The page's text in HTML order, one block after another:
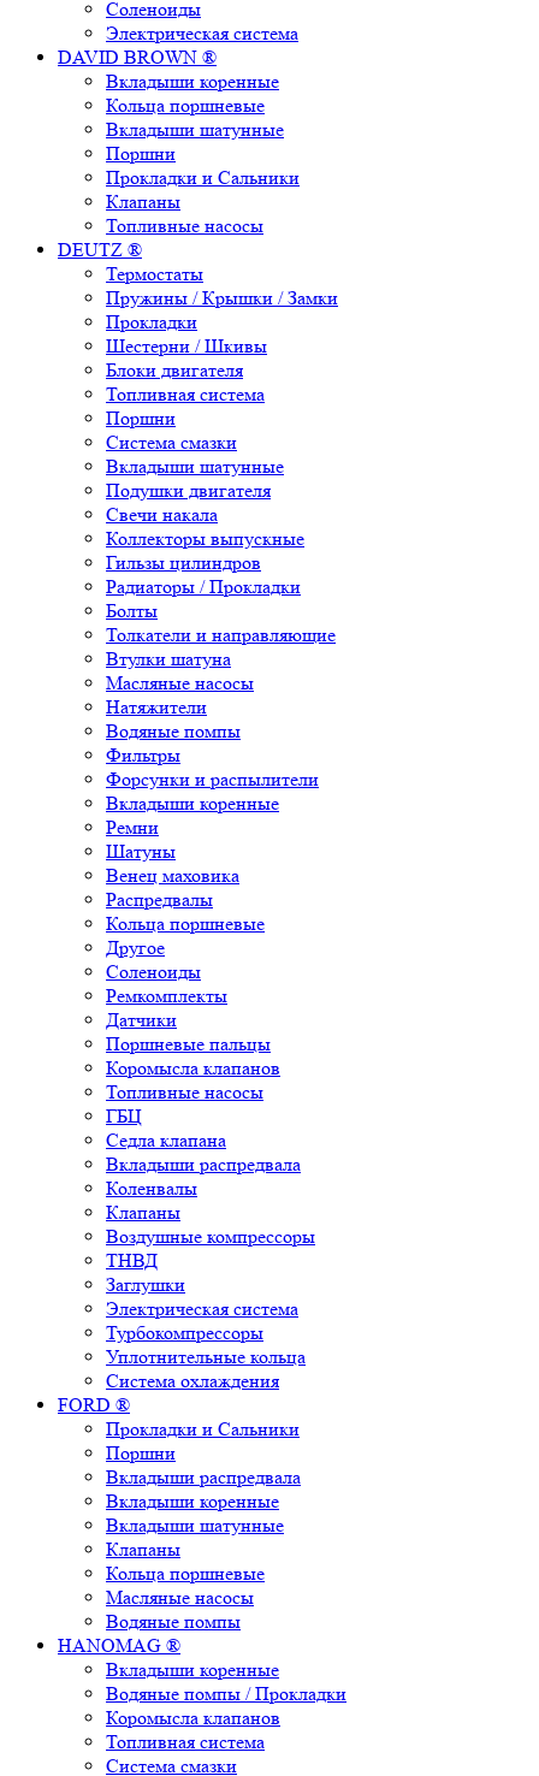
Соленоиды
Электрическая система
DAVID BROWN ®
Вкладыши коренные
Кольца поршневые
Вкладыши шатунные
Поршни
Прокладки и Сальники
Клапаны
Топливные насосы
DEUTZ ®
Термостаты
Пружины / Крышки / Замки
Прокладки
Шестерни / Шкивы
Блоки двигателя
Топливная система
Поршни
Система смазки
Вкладыши шатунные
Подушки двигателя
Свечи накала
Коллекторы выпускные
Гильзы цилиндров
Радиаторы / Прокладки
Болты
Толкатели и направляющие
Втулки шатуна
Масляные насосы
Натяжители
Водяные помпы
Фильтры
Форсунки и распылители
Вкладыши коренные
Ремни
Шатуны
Венец маховика
Распредвалы
Кольца поршневые
Другое
Соленоиды
Ремкомплекты
Датчики
Поршневые пальцы
Коромысла клапанов
Топливные насосы
ГБЦ
Седла клапана
Вкладыши распредвала
Коленвалы
Клапаны
Воздушные компрессоры
ТНВД
Заглушки
Электрическая система
Турбокомпрессоры
Уплотнительные кольца
Система охлаждения
FORD ®
Прокладки и Сальники
Поршни
Вкладыши распредвала
Вкладыши коренные
Вкладыши шатунные
Клапаны
Кольца поршневые
Масляные насосы
Водяные помпы
HANOMAG ®
Вкладыши коренные
Водяные помпы / Прокладки
Коромысла клапанов
Топливная система
Система смазки